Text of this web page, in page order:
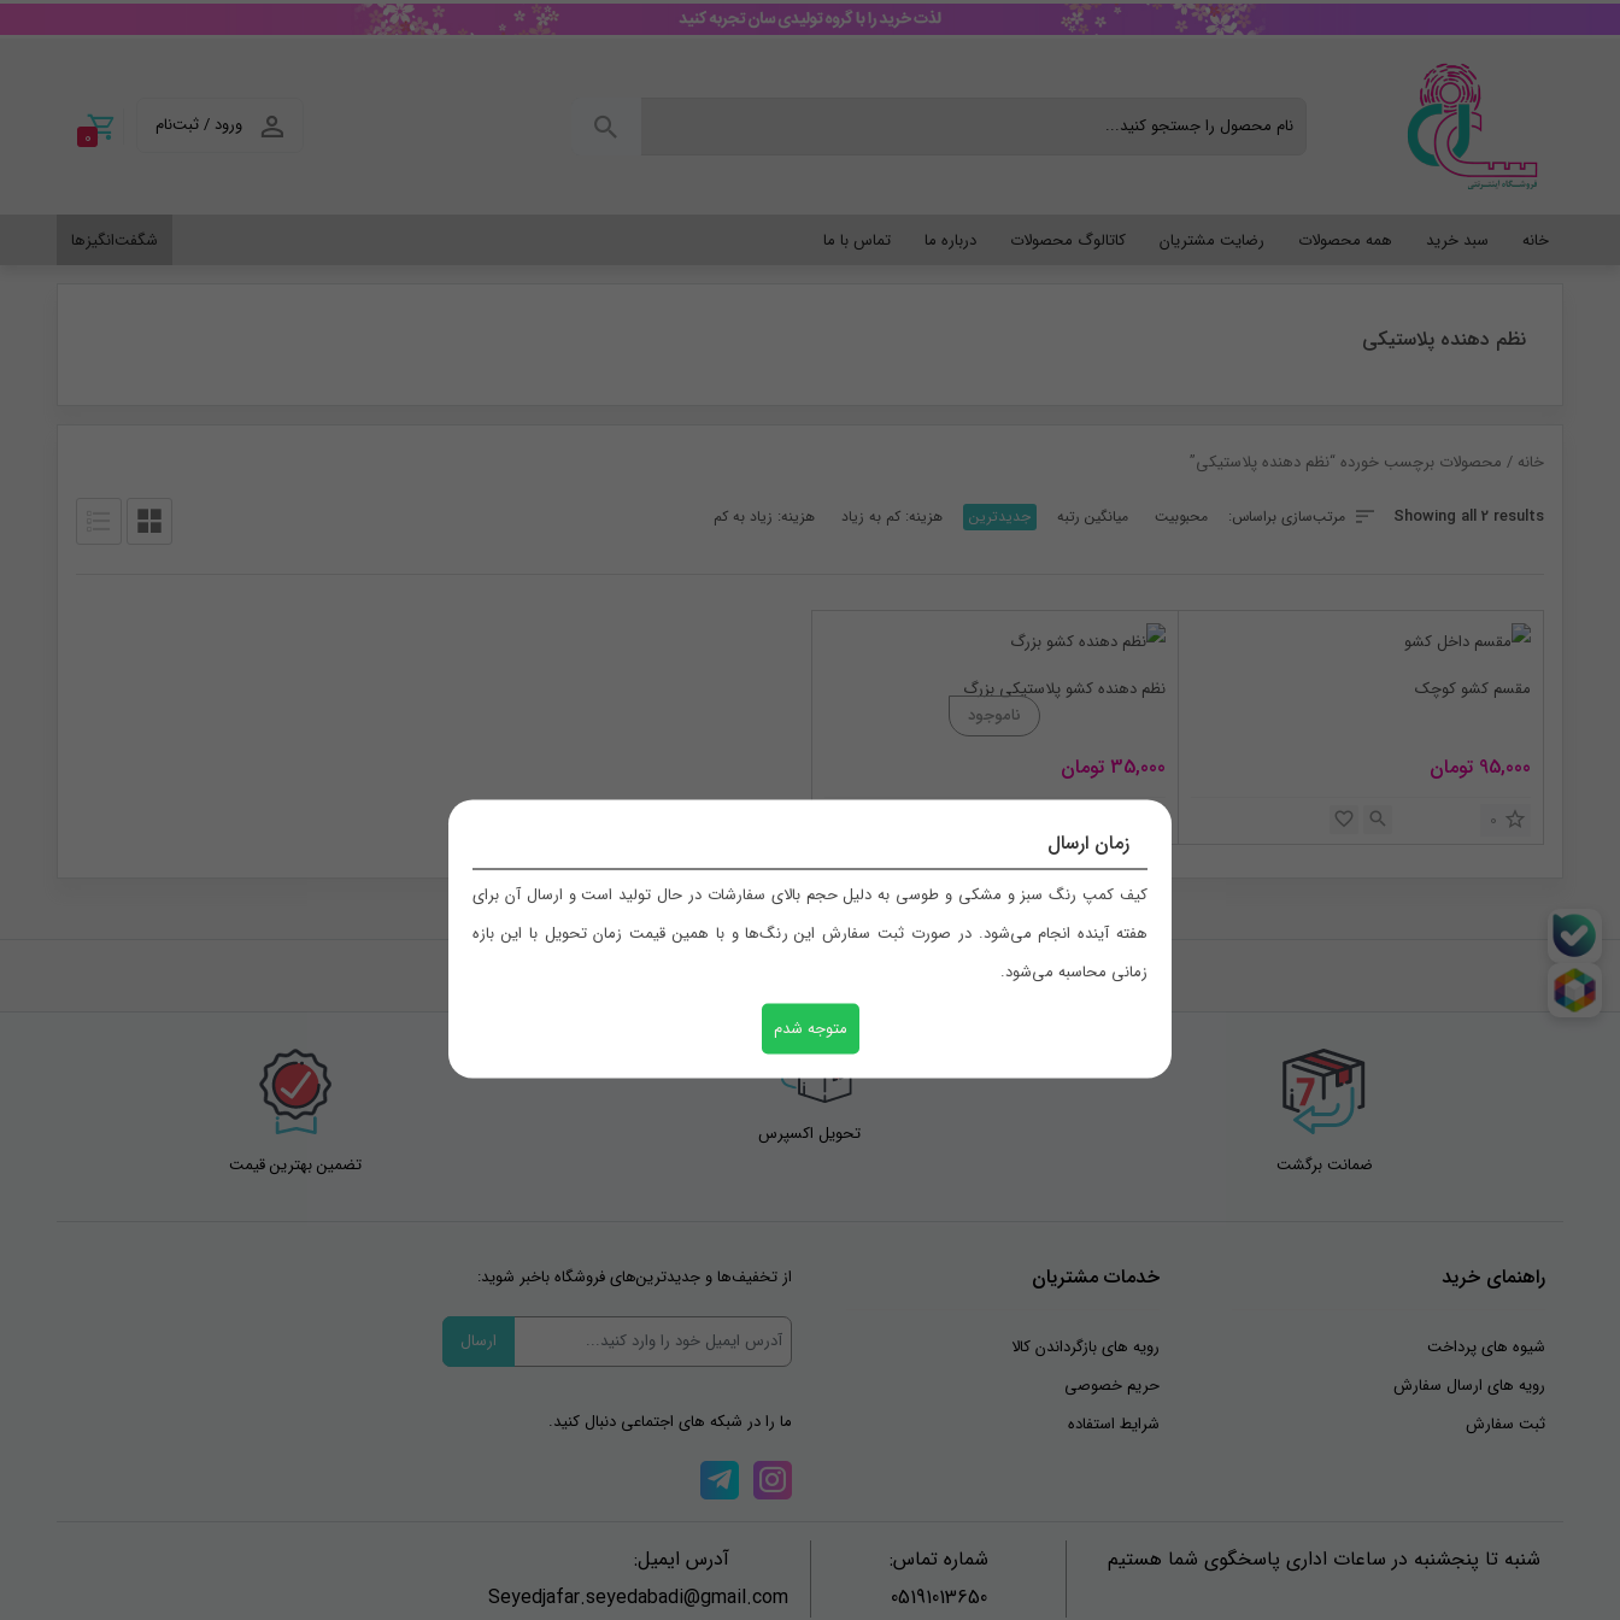
زمان ارسال
کیف کمپ رنگ سبز و مشکی و طوسی به دلیل حجم بالای سفارشات در حال تولید است و ارسال آن برای
هفته آینده انجام می‌شود. در صورت ثبت سفارش این رنگ‌ها و با همین قیمت زمان تحویل با این بازه
زمانی محاسبه می‌شود.
متوجه شدم
0
ورود / ثبت‌نام
خانه سبد خرید همه محصولات رضایت مشتریان کاتالوگ محصولات درباره ما تماس با ما شگفت‌انگیزها
نظم دهنده پلاستیکی
خانه / محصولات برچسب خورده “نظم دهنده پلاستیکی”
Showing all 2 results
Sortedمرتب‌سازی براساس: محبوبیت میانگین رتبه جدیدترین هزینه: کم به زیاد هزینه: زیاد به کم
مقسم کشو کوچک
95,000 تومان
0
نظم دهنده کشو پلاستیکی بزرگ
35,000 تومان
ضمانت برگشت
تحویل اکسپرس
تضمین بهترین قیمت
راهنمای خرید
شیوه های پرداخت
رویه های ارسال سفارش
ثبت سفارش
خدمات مشتریان
رویه های بازگرداندن کالا
حریم خصوصی
شرایط استفاده
از تخفیف‌ها و جدیدترین‌های فروشگاه باخبر شوید:
ما را در شبکه های اجتماعی دنبال کنید.
شنبه تا پنجشنبه در ساعات اداری پاسخگوی شما هستیم
شماره تماس:
05191013650
آدرس ایمیل:
Seyedjafar.seyedabadi@gmail.com